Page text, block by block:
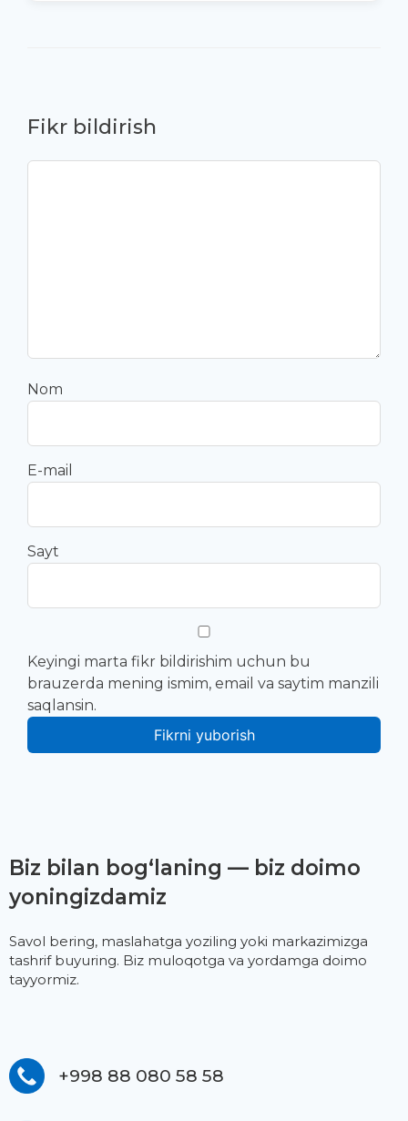
Fikr bildirish
Nom
E-mail
Sayt
Keyingi marta fikr bildirishim uchun bu
brauzerda mening ismim, email va saytim manzili
saqlansin.
Biz bilan bog‘laning — biz doimo
yoningizdamiz
Savol bering, maslahatga yoziling yoki markazimizga
tashrif buyuring. Biz muloqotga va yordamga doimo
tayyormiz.
+998 88 080 58 58